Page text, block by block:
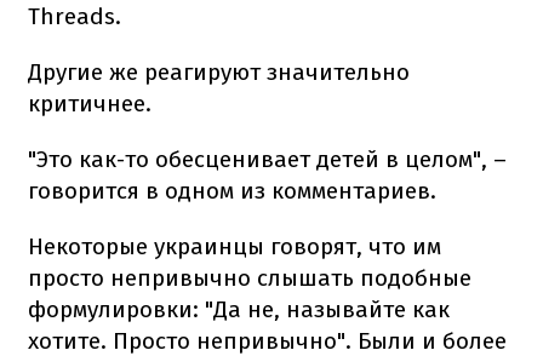
Threads.
Другие же реагируют значительно
критичнее.
"Это как-то обесценивает детей в целом", –
говорится в одном из комментариев.
Некоторые украинцы говорят, что им
просто непривычно слышать подобные
формулировки: "Да не, называйте как
хотите. Просто непривычно". Были и более